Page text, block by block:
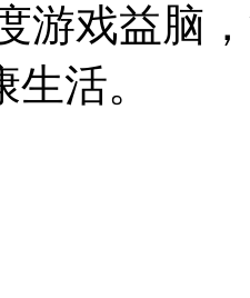
游戏益脑
活。